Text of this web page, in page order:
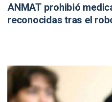
ANMAT prohibió
reconocidas tras el